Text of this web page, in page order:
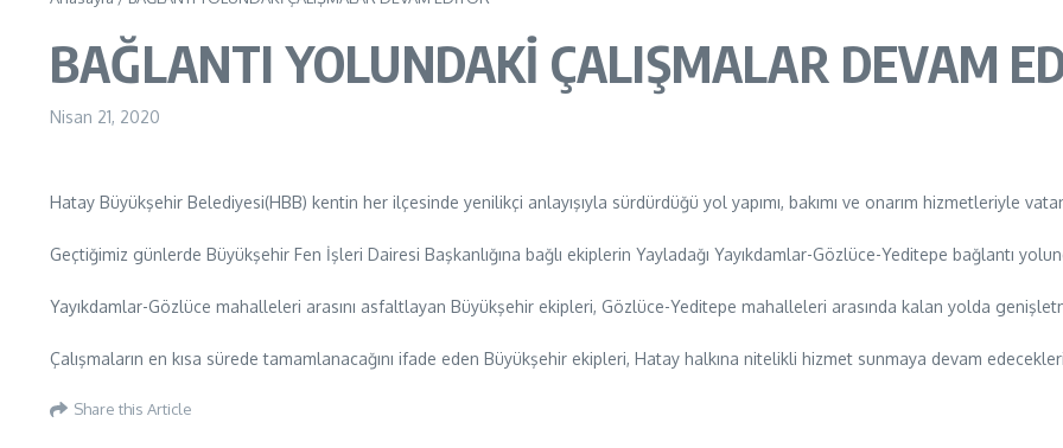
BAĞLANTI YOLUNDAKİ ÇALIŞMALAR DEVAM
Nisan 21, 2020
Hatay Büyükşehir Belediyesi(HBB) kentin her ilçesinde yenilikçi anlayışıyla sürdürdüğü yol yapımı, bakımı ve onarım hizmetleriyle
Geçtiğimiz günlerde Büyükşehir Fen İşleri Dairesi Başkanlığına bağlı ekiplerin Yayladağı Yayıkdamlar-Gözlüce-Yeditepe bağlantı
Yayıkdamlar-Gözlüce mahalleleri arasını asfaltlayan Büyükşehir ekipleri, Gözlüce-Yeditepe mahalleleri arasında kalan yolda
Çalışmaların en kısa sürede tamamlanacağını ifade eden Büyükşehir ekipleri, Hatay halkına nitelikli hizmet sunmaya devam
Share this Article